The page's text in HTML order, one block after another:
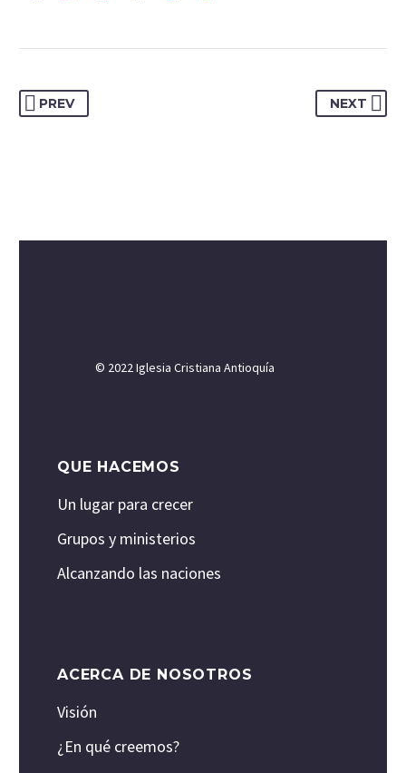
PREV NEXT
© 2022 Iglesia Cristiana Antioquía
QUE HACEMOS
Un lugar para crecer
Grupos y ministerios
Alcanzando las naciones
ACERCA DE NOSOTROS
Visión
¿En qué creemos?